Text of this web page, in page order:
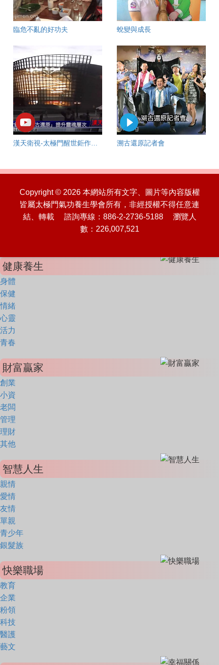
臨危不亂的好功夫 蛻變與成長
溯古還原記者會
Copyright © 2026 本網站所有文字、圖片等內容版權
皆屬太極門氣功養生學會所有，非經授權不得任意連
結、轉載 諮詢專線：886-2-2736-5188 瀏覽人
數：226,007,521
健康養生
身體
保健
情緒
心靈
活力
青春
財富贏家
創業
小資
老闆
管理
理財
其他
智慧人生
親情
愛情
友情
單親
青少年
銀髮族
快樂職場
教育
企業
粉領
科技
醫護
藝文